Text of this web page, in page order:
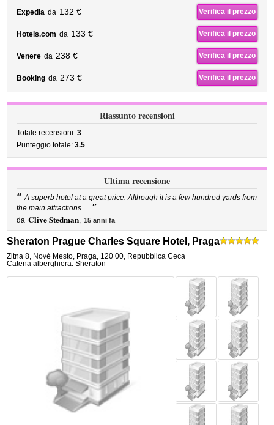
Expedia da 132 € Verifica il prezzo
Hotels.com da 133 € Verifica il prezzo
Venere da 238 € Verifica il prezzo
Booking da 273 € Verifica il prezzo
Riassunto recensioni
Totale recensioni:3
Punteggio totale:3.5
Ultima recensione
“ A superb hotel at a great price. Although it is a few hundred yards from
the main attractions ... ”
da Clive Stedman, 15 anni fa
Sheraton Prague Charles Square Hotel, Praga
Zitna 8, Nové Mesto, Praga, 120 00, Repubblica Ceca
Catena alberghiera: Sheraton